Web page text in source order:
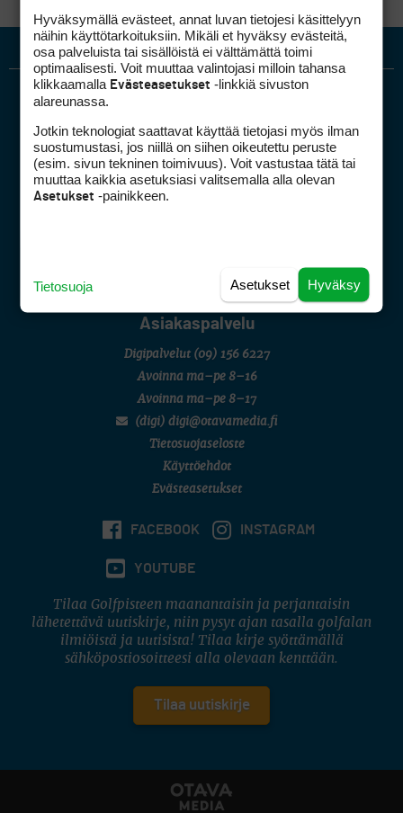
Golfpiste mediakortti
DSA avoimuusraportti
Asiakaspalvelu
Digipalvelut (09) 156 6227
Avoinna ma–pe 8–16
Avoinna ma–pe 8–17
(digi) digi@otavamedia.fi
Tietosuojaseloste
Käyttöehdot
Evästeasetukset
FACEBOOK INSTAGRAM
YOUTUBE
Tilaa Golfpisteen maanantaisin ja perjantaisin
lähetettävä uutiskirje, niin pysyt ajan tasalla golfalan
ilmiöistä ja uutisista! Tilaa kirje syöttämällä
sähköpostiosoitteesi alla olevaan kenttään.
Tilaa uutiskirje
Hyväksymällä evästeet, annat luvan tietojesi käsittelyyn
näihin käyttötarkoituksiin. Mikäli et hyväksy evästeitä,
osa palveluista tai sisällöistä ei välttämättä toimi
optimaalisesti. Voit muuttaa valintojasi milloin tahansa
klikkaamalla Evästeasetukset -linkkiä sivuston
alareunassa.
Jotkin teknologiat saattavat käyttää tietojasi myös ilman
suostumustasi, jos niillä on siihen oikeutettu peruste
(esim. sivun tekninen toimivuus). Voit vastustaa tätä tai
muuttaa kaikkia asetuksiasi valitsemalla alla olevan
Asetukset -painikkeen.
Hyväksy
Asetukset
Tietosuoja